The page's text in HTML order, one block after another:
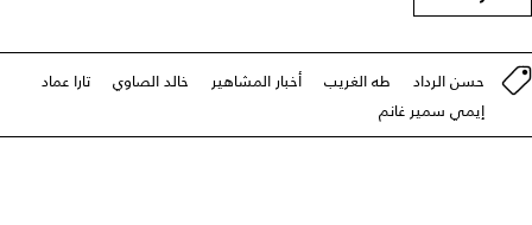
حسن الرداد طه الغريب أخبار المشاهير خالد الصاوي
تارا عماد
إيمي سمير غانم